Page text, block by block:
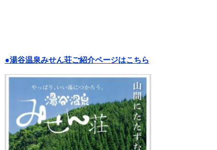
●湯谷温泉みせん荘ご紹介ページはこちら